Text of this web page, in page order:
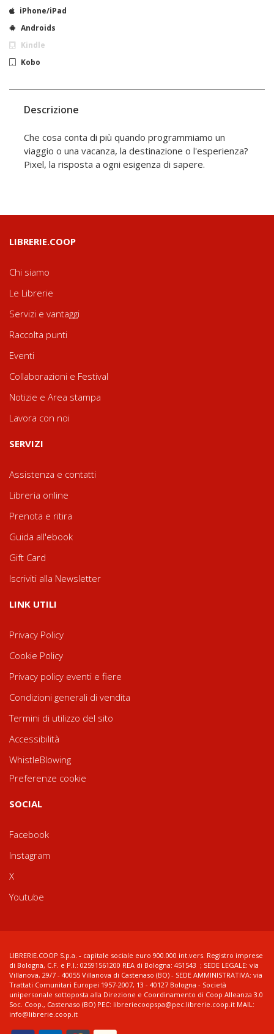
iPhone/iPad
Androids
Kindle
Kobo
Descrizione
Che cosa conta di più quando programmiamo un
viaggio o una vacanza, la destinazione o l'esperienza?
Pixel, la risposta a ogni esigenza di sapere.
LIBRERIE.COOP
Chi siamo
Le Librerie
Servizi e vantaggi
Raccolta punti
Eventi
Collaborazioni e Festival
Notizie e Area stampa
Lavora con noi
SERVIZI
Assistenza e contatti
Libreria online
Prenota e ritira
Guida all'ebook
Gift Card
Iscriviti alla Newsletter
LINK UTILI
Privacy Policy
Cookie Policy
Privacy policy eventi e fiere
Condizioni generali di vendita
Termini di utilizzo del sito
Accessibilità
WhistleBlowing
Preferenze cookie
SOCIAL
Facebook
Instagram
X
Youtube
LIBRERIE.COOP S.p.a. - capitale sociale euro 900.000 int.vers. Registro imprese
di Bologna, C.F. e P.I.: 02591561200 REA di Bologna: 451543 ; SEDE LEGALE: via
Villanova, 29/7 - 40055 Villanova di Castenaso (BO) - SEDE AMMINISTRATIVA: via
Trattati Comunitari Europei 1957-2007, 13 - 40127 Bologna - Società
unipersonale sottoposta alla Direzione e Coordinamento di Coop Alleanza 3.0
Soc. Coop., Castenaso (BO) PEC: libreriecoopspa@pec.librerie.coop.it MAIL:
info@librerie.coop.it